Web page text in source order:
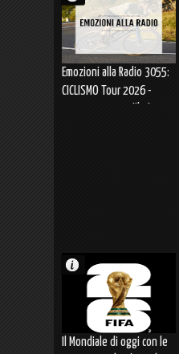
Emozioni alla Radio 3055:
CICLISMO Tour 2026 -
Il Mondiale di oggi con le